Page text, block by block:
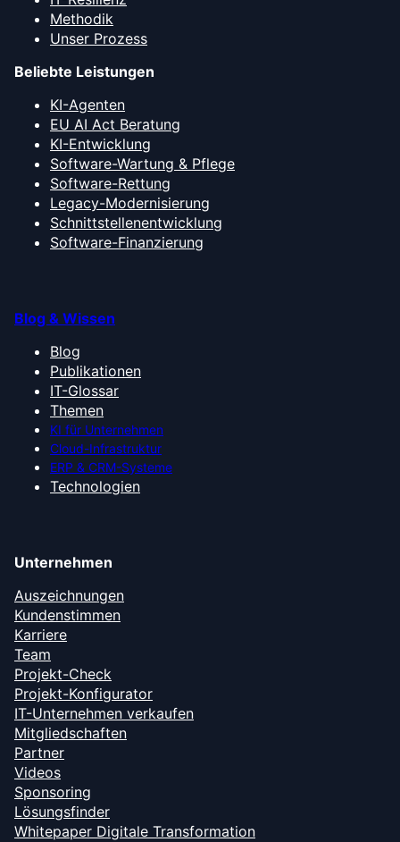
Methodik
Unser Prozess
Beliebte Leistungen
KI-Agenten
EU AI Act Beratung
KI-Entwicklung
Software-Wartung & Pflege
Software-Rettung
Legacy-Modernisierung
Schnittstellenentwicklung
Software-Finanzierung
Blog & Wissen
Blog
Publikationen
IT-Glossar
Themen
KI für Unternehmen
Cloud-Infrastruktur
ERP & CRM-Systeme
Technologien
Unternehmen
Auszeichnungen
Kundenstimmen
Karriere
Team
Projekt-Check
Projekt-Konfigurator
IT-Unternehmen verkaufen
Mitgliedschaften
Partner
Videos
Sponsoring
Lösungsfinder
Whitepaper Digitale Transformation